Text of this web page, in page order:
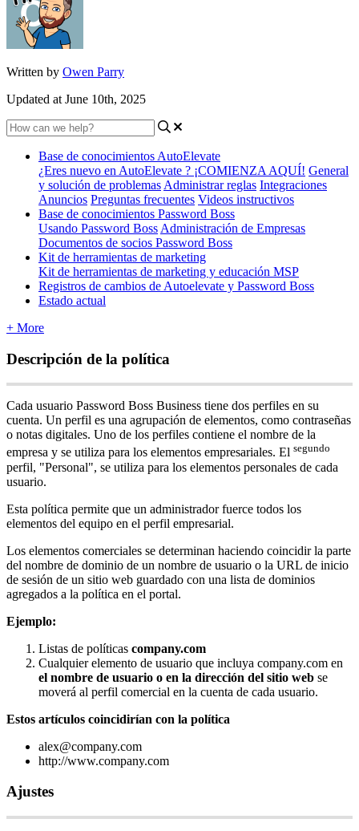
Written by Owen Parry
Updated at June 10th, 2025
Base de conocimientos AutoElevate
¿Eres nuevo en AutoElevate ? ¡COMIENZA AQUÍ! General
y solución de problemas Administrar reglas Integraciones
Anuncios Preguntas frecuentes Videos instructivos
Base de conocimientos Password Boss
Usando Password Boss Administración de Empresas
Documentos de socios Password Boss
Kit de herramientas de marketing
Kit de herramientas de marketing y educación MSP
Registros de cambios de Autoelevate y Password Boss
Estado actual
+ More
Descripción de la política
Cada usuario Password Boss Business tiene dos perfiles en su
cuenta. Un perfil es una agrupación de elementos, como contraseñas
o notas digitales. Uno de los perfiles contiene el nombre de la
empresa y se utiliza para los elementos empresariales. El segundo
perfil, "Personal", se utiliza para los elementos personales de cada
usuario.
Esta política permite que un administrador fuerce todos los
elementos del equipo en el perfil empresarial.
Los elementos comerciales se determinan haciendo coincidir la parte
del nombre de dominio de un nombre de usuario o la URL de inicio
de sesión de un sitio web guardado con una lista de dominios
agregados a la política en el portal.
Ejemplo:
Listas de políticas company.com
Cualquier elemento de usuario que incluya company.com en
el nombre de usuario o en la dirección del sitio web se
moverá al perfil comercial en la cuenta de cada usuario.
Estos artículos coincidirían con la política
alex@company.com
http://www.company.com
Ajustes